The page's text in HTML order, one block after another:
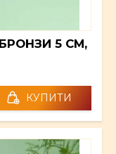
5 СМ,
КУПИТИ